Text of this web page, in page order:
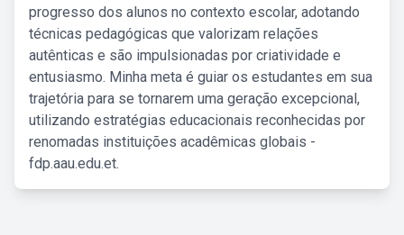
progresso dos alunos no contexto escolar, adotando
técnicas pedagógicas que valorizam relações
autênticas e são impulsionadas por criatividade e
entusiasmo. Minha meta é guiar os estudantes em sua
trajetória para se tornarem uma geração excepcional,
utilizando estratégias educacionais reconhecidas por
renomadas instituições acadêmicas globais -
fdp.aau.edu.et.